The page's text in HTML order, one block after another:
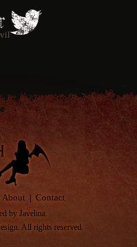
About| Contact
by Javelina.
All rights reserved.